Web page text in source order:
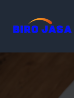
konten